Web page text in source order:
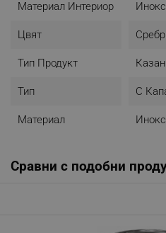
Материал Интериор Инокс
Цвят
Тип Продукт Казан
Тип С
Материал Инокс
Сравни с подобни